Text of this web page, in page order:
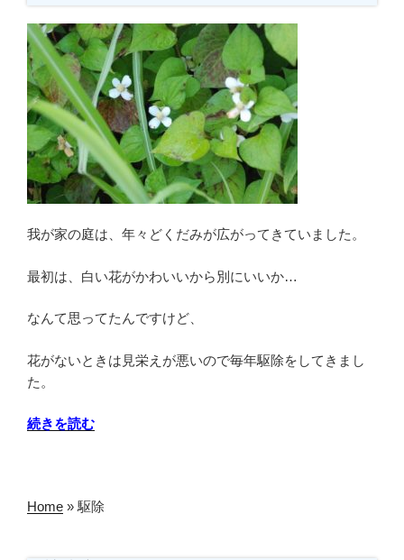
我が家の庭は、年々どくだみが広がってきていました。
最初は、白い花がかわいいから別にいいか…
なんて思ってたんですけど、
花がないときは見栄えが悪いので毎年駆除をしてきまし
た。
“ど
の
続きを読む
Home » 駆除